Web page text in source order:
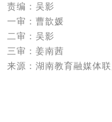
责编：吴影
一审：曹歆媛
二审：吴影
三审：姜南茜
来源：湖南教育融媒体联